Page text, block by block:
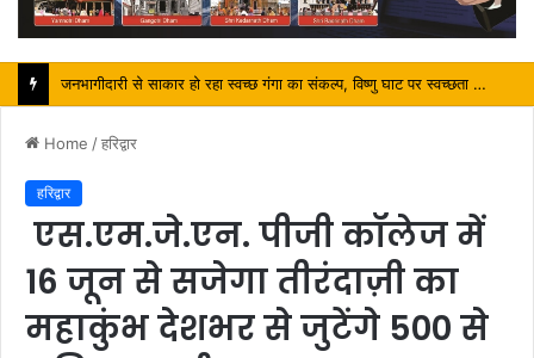
पर्यटन मंत्री ने किया ट्रैवल एंड टूरिज्म फेयर (TTF) में प्रतिभाग
Home /हरिद्वार
हरिद्वार
एस.एम.जे.एन. पीजी कॉलेज में
16 जून से सजेगा तीरंदाज़ी का
महाकुंभ देशभर से जुटेंगे 500 से